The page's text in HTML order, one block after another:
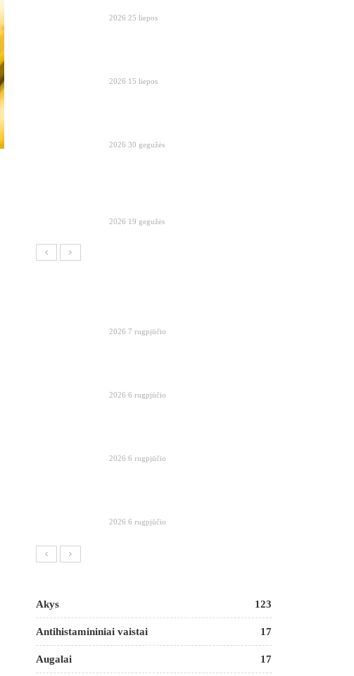
2026 25 liepos
2026 15 liepos
2026 30 gegužės
2026 19 gegužės
2026 7 rugpjūčio
2026 6 rugpjūčio
2026 6 rugpjūčio
2026 6 rugpjūčio
Akys 123
Antihistamininiai vaistai 17
Augalai 17